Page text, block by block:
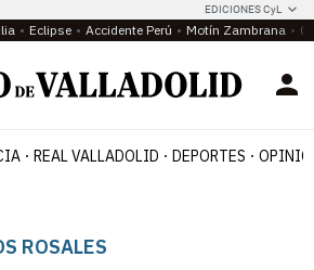
EDICIONES CyL
Eclipse Accidente Perú Motín Zambrana
REAL VALLADOLID DEPORTES
ROSALES